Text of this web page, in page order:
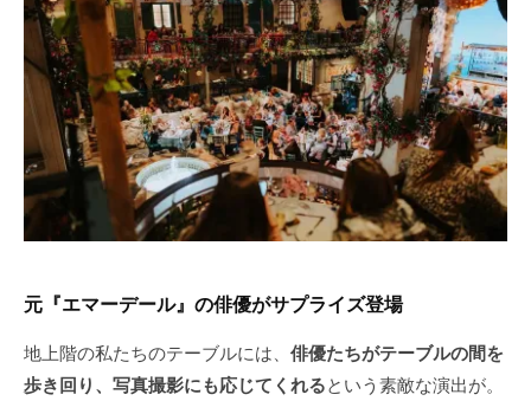
元『エマーデール』の俳優がサプライズ登場
地上階の私たちのテーブルには、 俳優たちがテーブルの間を
歩き回り、写真撮影にも応じてくれるという素敵な演出が。